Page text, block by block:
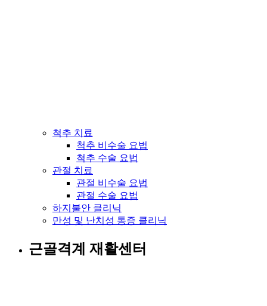
척추 치료
척추 비수술 요법
척추 수술 요법
관절 치료
관절 비수술 요법
관절 수술 요법
하지불안 클리닉
만성 및 난치성 통증 클리닉
근골격계 재활센터